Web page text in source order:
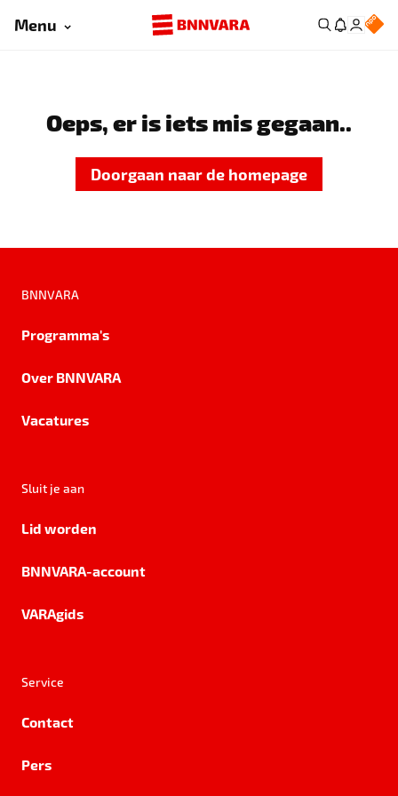
Menu
Oeps, er is iets mis gegaan..
Doorgaan naar de homepage
BNNVARA
Programma's
Over BNNVARA
Vacatures
Sluit je aan
Lid worden
BNNVARA-account
VARAgids
Service
Contact
Pers